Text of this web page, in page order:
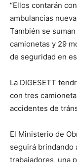
“Ellos contarán
ambulancias
También se
camionetas y 29
de seguridad en
La DIGESETT
con tres
accidentes de
El Ministerio de
seguirá brindando
trabajadores, una